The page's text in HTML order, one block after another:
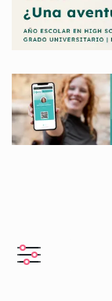
reforzar el
El Ayuntamiento
es apostar por
consciente de su
programas que
integran
intereses
Si deseas